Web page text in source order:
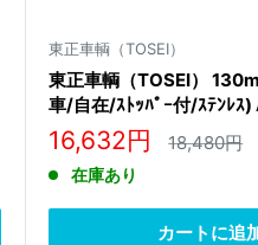
東正車輌（TOSEI）
東正車輌（TOSEI）
車/自在/ｽﾄｯﾊﾟｰ付/ｽﾃﾝﾚｽ
販
売
価
格
16,632円 通
18,480円
在庫あり
カートに追